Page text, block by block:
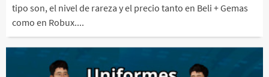
tipo son, el nivel de rareza y el precio tanto en Beli + Gemas
como en Robux....